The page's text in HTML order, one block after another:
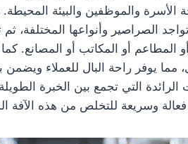
والموظفين والبيئة
الصراصير وأنواعها المختلفة، ثم
المطاعم أو المكاتب أو المصانع.
يوفر راحة البال للعملاء ويضمن
التي تجمع بين الخبرة الطويلة
وسريعة للتخلص من هذه الآفة